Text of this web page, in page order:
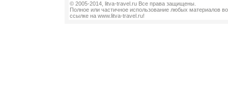
© 2005-2014, litva-travel.ru Все права защищены.
Полное или частичное использование любых материалов
ссылке на www.litva-travel.ru!